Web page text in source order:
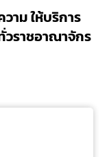
าม ให้บริการ
วราชอาณาจักร